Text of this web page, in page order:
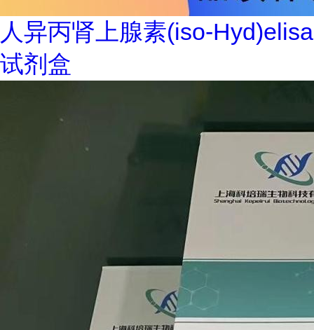
人异丙肾上腺素(iso-Hyd)elisa
试剂盒